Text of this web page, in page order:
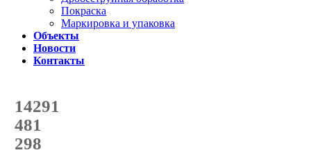
Покраска
Маркировка и упаковка
Объекты
Новости
Контакты
14291
с начала года
481
с начала месяца
298
с начала недели